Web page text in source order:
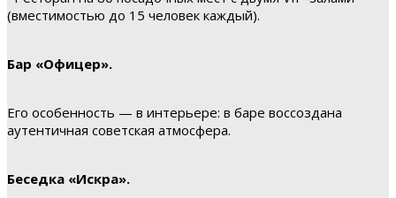
(вместимостью до 15 человек каждый).
Бар «Офицер».
Его особенность — в интерьере: в баре воссоздана
аутентичная советская атмосфера.
Беседка «Искра».